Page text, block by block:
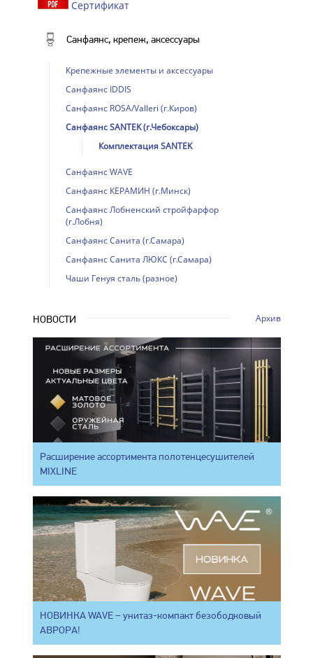
Сертификат
Санфаянс, крепеж, аксессуары
Крепежные элементы и аксессуары
Санфаянс IDDIS
Санфаянс ROSA/Valleri (г.Киров)
Санфаянс SANTEK (г.Чебоксары)
Комплектация SANTEK
Санфаянс WAVE
Санфаянс КЕРАМИН (г.Минск)
Санфаянс Лобненский стройфарфор
(г.Лобня)
Санфаянс Санита (г.Самара)
Санфаянс Санита ЛЮКС (г.Самара)
Чаши Генуя сталь (разное)
НОВОСТИ Архив
Расширение ассортимента полотенцесушителей
MIXLINE
НОВИНКА WAVE – унитаз-компакт безободковый
АВРОРА!